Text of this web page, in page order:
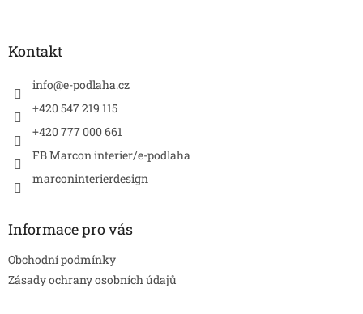
Kontakt
info@e-podlaha.cz
+420 547 219 115
+420 777 000 661
FB Marcon interier/e-podlaha
marconinterierdesign
Informace pro vás
Obchodní podmínky
Zásady ochrany osobních údajů